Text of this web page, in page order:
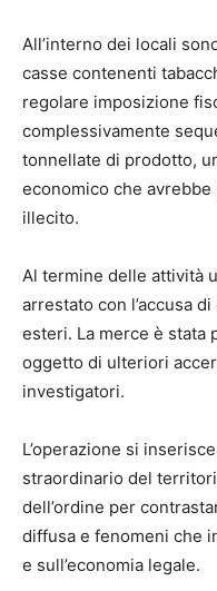
All’interno dei locali
casse contenenti
regolare imposizione
complessivamente
tonnellate di prodotto,
economico che
illecito.
Al termine delle attività
arrestato con l’accusa
esteri. La merce è stata
oggetto di ulteriori
investigatori.
L’operazione si
straordinario del
dell’ordine per
diffusa e fenomeni che
e sull’economia legale.